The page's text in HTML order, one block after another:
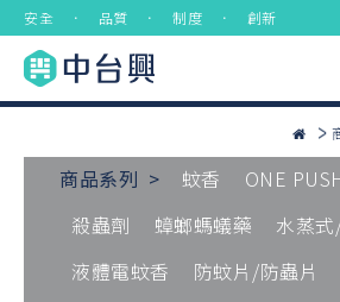
安全 ． 品質 ． 制度 ． 創新
商品系列 > 蚊香
ONE
殺蟲劑
蟑螂螞蟻藥
水蒸
液體電蚊香
防蚊片/防蟲片